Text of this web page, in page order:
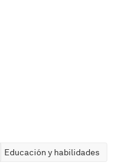
Educación y habilidades